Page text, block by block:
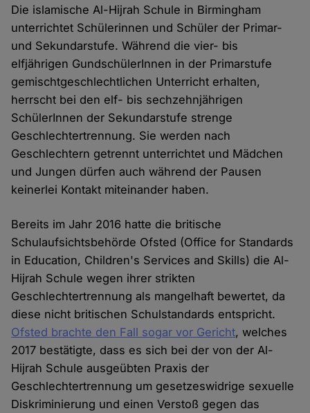
Die islamische Al-Hijrah Schule in Birmingham
unterrichtet Schülerinnen und Schüler der Primar-
und Sekundarstufe. Während die vier- bis
elfjährigen GundschülerInnen in der Primarstufe
gemischtgeschlechtlichen Unterricht erhalten,
herrscht bei den elf- bis sechzehnjährigen
SchülerInnen der Sekundarstufe strenge
Geschlechtertrennung. Sie werden nach
Geschlechtern getrennt unterrichtet und Mädchen
und Jungen dürfen auch während der Pausen
keinerlei Kontakt miteinander haben.
Bereits im Jahr 2016 hatte die britische
Schulaufsichtsbehörde Ofsted (Office for Standards
in Education, Children's Services and Skills) die Al-
Hijrah Schule wegen ihrer strikten
Geschlechtertrennung als mangelhaft bewertet, da
diese nicht britischen Schulstandards entspricht.
Ofsted brachte den Fall sogar vor Gericht, welches
2017 bestätigte, dass es sich bei der von der Al-
Hijrah Schule ausgeübten Praxis der
Geschlechtertrennung um gesetzeswidrige sexuelle
Diskriminierung und einen Verstoß gegen das